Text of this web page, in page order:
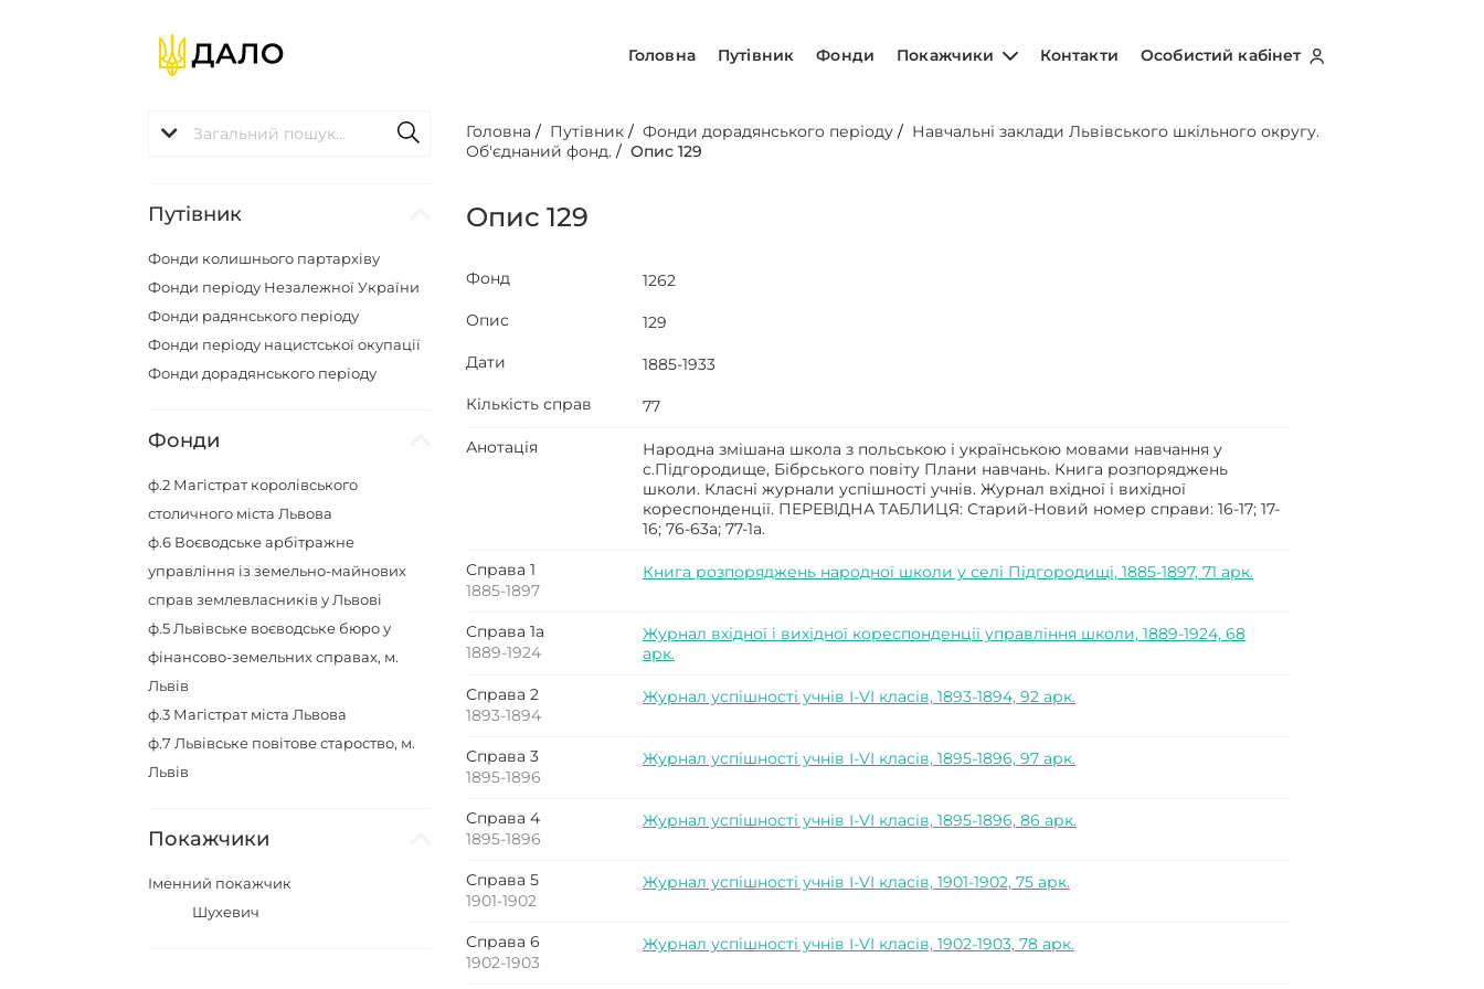
Головна Путівник Фонди Покажчики Контакти Особистий кабінет
Путівник
Фонди колишнього партархіву
Фонди періоду Незалежної України
Фонди радянського періоду
Фонди періоду нацистської окупації
Фонди дорадянського періоду
Фонди
ф.2 Магістрат королівського
столичного міста Львова
ф.6 Воєводське арбітражне
управління із земельно-майнових
справ землевласників у Львові
ф.5 Львівське воєводське бюро у
фінансово-земельних справах, м.
Львів
ф.3 Магістрат міста Львова
ф.7 Львівське повітове староство, м.
Львів
Покажчики
Іменний покажчик
Шухевич
Головна / Путівник /Фонди дорадянського періоду / Навчальні заклади Львівського шкільного округу.
Об'єднаний фонд. /Опис 129
Опис 129
Фонд
1262
Опис
129
Дати
1885-1933
Кількість справ
77
Анотація
Народна змішана школа з польською і українською мовами навчання у
с.Підгородище, Бібрського повіту Плани навчань. Книга розпоряджень
школи. Класні журнали успішності учнів. Журнал вхідної і вихідної
кореспонденції. ПЕРЕВІДНА ТАБЛИЦЯ: Старий-Новий номер справи: 16-17; 17-
16; 76-63а; 77-1а.
Справа 1
1885-1897
Книга розпоряджень народної школи у селі Підгородищі, 1885-1897, 71 арк.
Справа 1а
1889-1924
Журнал вхідної і вихідної кореспонденції управління школи, 1889-1924, 68
арк.
Справа 2
1893-1894
Журнал успішності учнів І-VІ класів, 1893-1894, 92 арк.
Справа 3
1895-1896
Журнал успішності учнів І-VІ класів, 1895-1896, 97 арк.
Справа 4
1895-1896
Журнал успішності учнів І-VІ класів, 1895-1896, 86 арк.
Справа 5
1901-1902
Журнал успішності учнів І-VІ класів, 1901-1902, 75 арк.
Справа 6
1902-1903
Журнал успішності учнів І-VІ класів, 1902-1903, 78 арк.